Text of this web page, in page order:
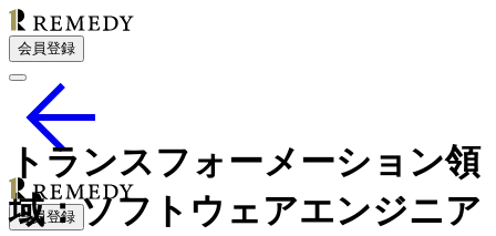
会員登録
会員登録
トランスフォーメーション領
域：ソフトウェアエンジニア